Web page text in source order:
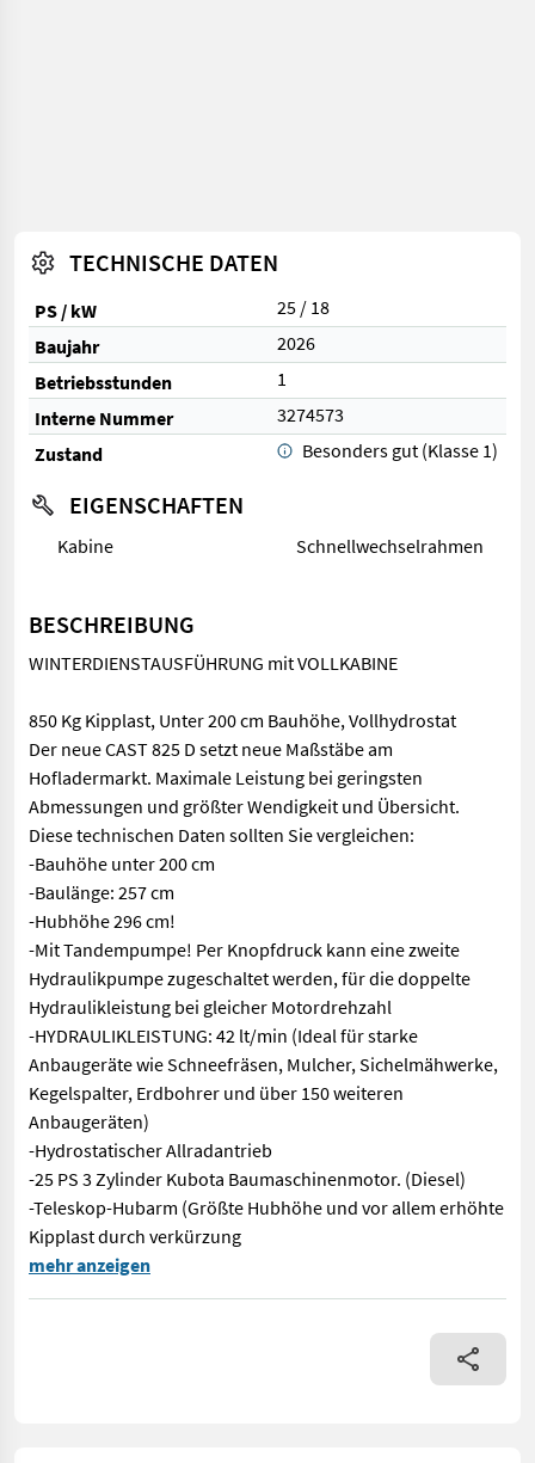
TECHNISCHE DATEN
PS / kW
25 / 18
Baujahr
2026
Betriebsstunden
1
Interne Nummer
3274573
Zustand
Besonders gut (Klasse 1)
EIGENSCHAFTEN
Kabine Schnellwechselrahmen
BESCHREIBUNG
WINTERDIENSTAUSFÜHRUNG mit VOLLKABINE
850 Kg Kipplast, Unter 200 cm Bauhöhe, Vollhydrostat
Der neue CAST 825 D setzt neue Maßstäbe am
Hofladermarkt. Maximale Leistung bei geringsten
Abmessungen und größter Wendigkeit und Übersicht.
Diese technischen Daten sollten Sie vergleichen:
-Bauhöhe unter 200 cm
-Baulänge: 257 cm
-Hubhöhe 296 cm!
-Mit Tandempumpe! Per Knopfdruck kann eine zweite
Hydraulikpumpe zugeschaltet werden, für die doppelte
Hydraulikleistung bei gleicher Motordrehzahl
-HYDRAULIKLEISTUNG: 42 lt/min (Ideal für starke
Anbaugeräte wie Schneefräsen, Mulcher, Sichelmähwerke,
Kegelspalter, Erdbohrer und über 150 weiteren
Anbaugeräten)
-Hydrostatischer Allradantrieb
-25 PS 3 Zylinder Kubota Baumaschinenmotor. (Diesel)
-Teleskop-Hubarm (Größte Hubhöhe und vor allem erhöhte
Kipplast durch verkürzung
WINTERDIENSTAUSFÜHRUNG mit VOLLKABINE 850 Kg
mehr anzeigen